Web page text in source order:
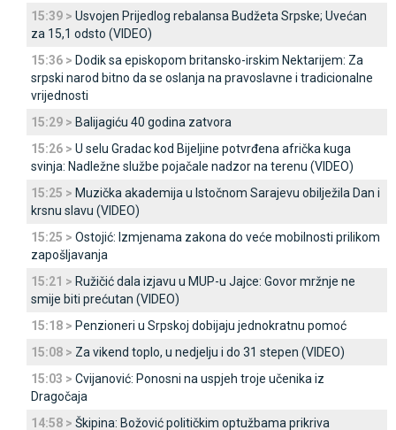
15:39 > Usvojen Prijedlog rebalansa Budžeta Srpske; Uvećan
za 15,1 odsto (VIDEO)
15:36 > Dodik sa episkopom britansko-irskim Nektarijem: Za
srpski narod bitno da se oslanja na pravoslavne i tradicionalne
vrijednosti
15:29 > Balijagiću 40 godina zatvora
15:26 > U selu Gradac kod Bijeljine potvrđena afrička kuga
svinja: Nadležne službe pojačale nadzor na terenu (VIDEO)
15:25 > Muzička akademija u Istočnom Sarajevu obilježila Dan i
krsnu slavu (VIDEO)
15:25 > Ostojić: Izmjenama zakona do veće mobilnosti prilikom
zapošljavanja
15:21 > Ružičić dala izjavu u MUP-u Јajce: Govor mržnje ne
smije biti prećutan (VIDEO)
15:18 > Penzioneri u Srpskoj dobijaju jednokratnu pomoć
15:08 > Za vikend toplo, u nedjelju i do 31 stepen (VIDEO)
15:03 > Cvijanović: Ponosni na uspjeh troje učenika iz
Dragočaja
14:58 > Škipina: Božović političkim optužbama prikriva